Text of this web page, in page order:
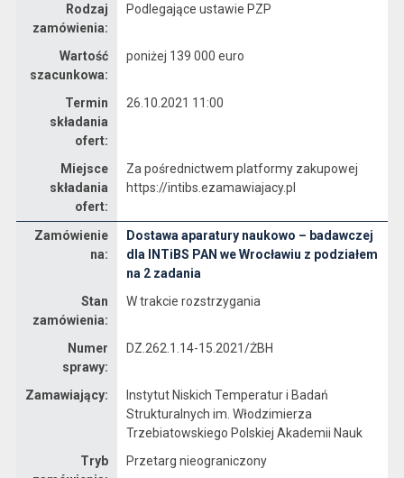
Rodzaj
zamówienia:
Podlegające ustawie PZP
Wartość
szacunkowa:
poniżej 139 000 euro
Termin
składania
ofert:
26.10.2021 11:00
Miejsce
składania
ofert:
Za pośrednictwem platformy zakupowej
https://intibs.ezamawiajacy.pl
Zamówienie
na:
Dostawa aparatury naukowo – badawczej
dla INTiBS PAN we Wrocławiu z podziałem
na 2 zadania
Stan
zamówienia:
W trakcie rozstrzygania
Numer
sprawy:
DZ.262.1.14-15.2021/ŻBH
Zamawiający:
Instytut Niskich Temperatur i Badań
Strukturalnych im. Włodzimierza
Trzebiatowskiego Polskiej Akademii Nauk
Tryb
Przetarg nieograniczony